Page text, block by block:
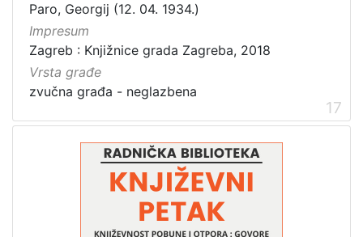
Paro, Georgij (12. 04. 1934.)
Impresum
Zagreb : Knjižnice grada Zagreba, 2018
Vrsta građe
zvučna građa - neglazbena
17